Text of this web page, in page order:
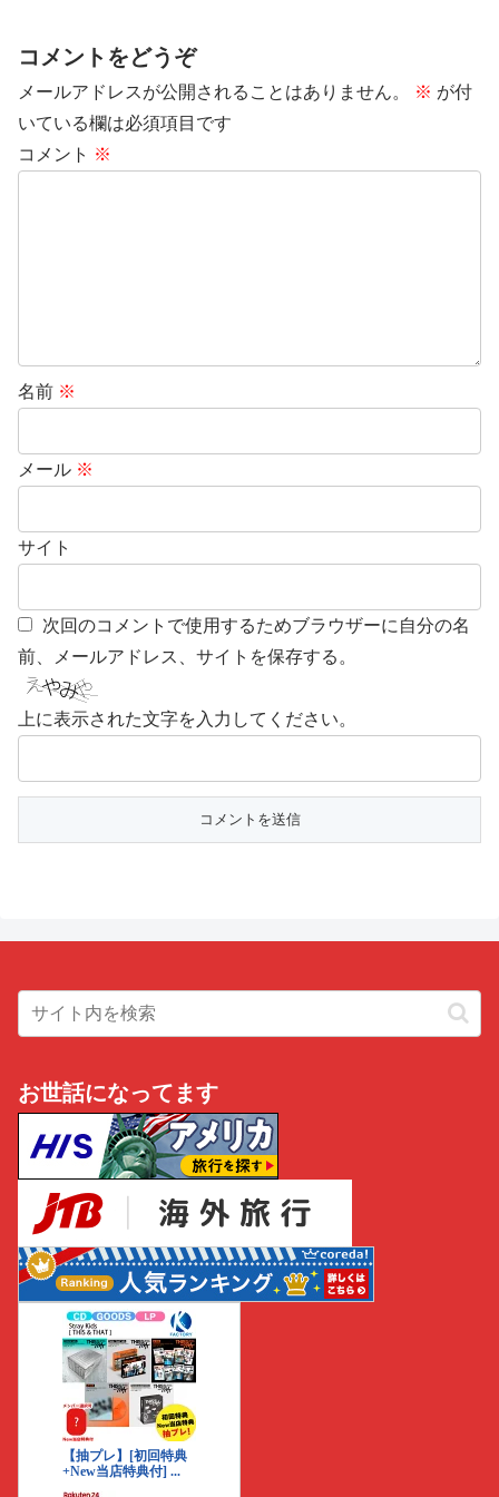
コメントをどうぞ
メールアドレスが公開されることはありません。 ※ が付
いている欄は必須項目です
コメント ※
名前 ※
メール ※
サイト
次回のコメントで使用するためブラウザーに自分の名
前、メールアドレス、サイトを保存する。
上に表示された文字を入力してください。
お世話になってます